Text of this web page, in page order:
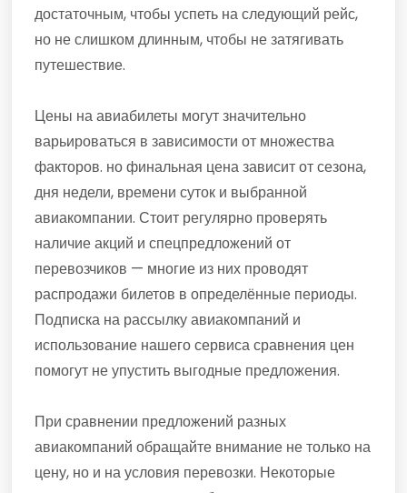
достаточным, чтобы успеть на следующий рейс,
но не слишком длинным, чтобы не затягивать
путешествие.
Цены на авиабилеты могут значительно
варьироваться в зависимости от множества
факторов. но финальная цена зависит от сезона,
дня недели, времени суток и выбранной
авиакомпании. Стоит регулярно проверять
наличие акций и спецпредложений от
перевозчиков — многие из них проводят
распродажи билетов в определённые периоды.
Подписка на рассылку авиакомпаний и
использование нашего сервиса сравнения цен
помогут не упустить выгодные предложения.
При сравнении предложений разных
авиакомпаний обращайте внимание не только на
цену, но и на условия перевозки. Некоторые